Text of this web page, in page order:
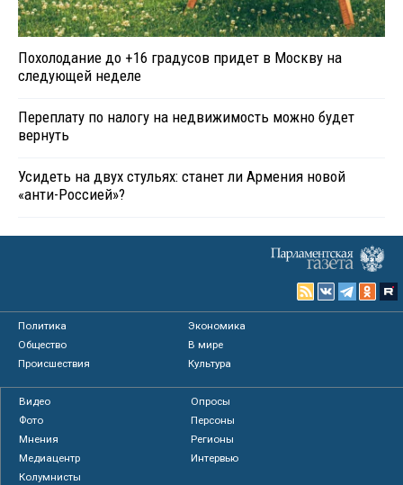
Похолодание до +16 градусов придет в Москву на
следующей неделе
Переплату по налогу на недвижимость можно будет
вернуть
Усидеть на двух стульях: станет ли Армения новой
«анти-Россией»?
Политика
Экономика
Общество
В мире
Происшествия
Культура
Видео
Опросы
Фото
Персоны
Мнения
Регионы
Медиацентр
Интервью
Колумнисты